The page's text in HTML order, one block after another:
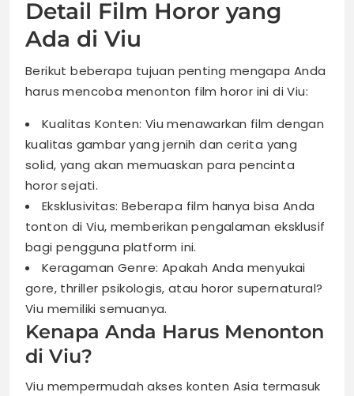
Detail Film Horor yang
Ada di Viu
Berikut beberapa tujuan penting mengapa Anda
harus mencoba menonton film horor ini di Viu:
Kualitas Konten: Viu menawarkan film dengan
kualitas gambar yang jernih dan cerita yang
solid, yang akan memuaskan para pencinta
horor sejati.
Eksklusivitas: Beberapa film hanya bisa Anda
tonton di Viu, memberikan pengalaman eksklusif
bagi pengguna platform ini.
Keragaman Genre: Apakah Anda menyukai
gore, thriller psikologis, atau horor supernatural?
Viu memiliki semuanya.
Kenapa Anda Harus Menonton
di Viu?
Viu mempermudah akses konten Asia termasuk